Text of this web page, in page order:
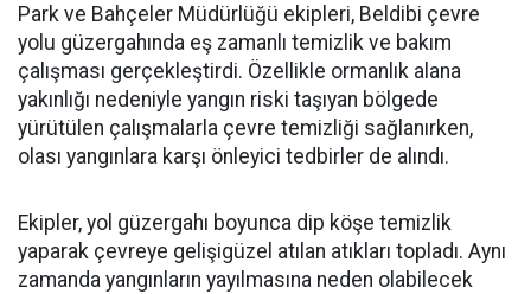
Park ve Bahçeler Müdürlüğü ekipleri, Beldibi çevre
yolu güzergahında eş zamanlı temizlik ve bakım
çalışması gerçekleştirdi. Özellikle ormanlık alana
yakınlığı nedeniyle yangın riski taşıyan bölgede
yürütülen çalışmalarla çevre temizliği sağlanırken,
olası yangınlara karşı önleyici tedbirler de alındı.
Ekipler, yol güzergahı boyunca dip köşe temizlik
yaparak çevreye gelişigüzel atılan atıkları topladı. Aynı
zamanda yangınların yayılmasına neden olabilecek